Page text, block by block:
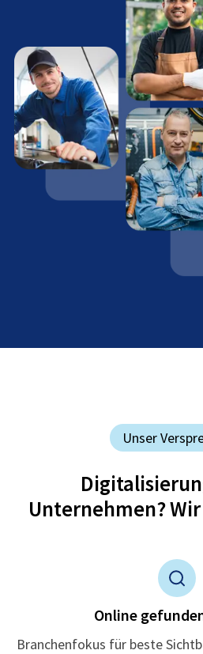
Unser
Unternehmen?
Online
Branchenfokus für beste